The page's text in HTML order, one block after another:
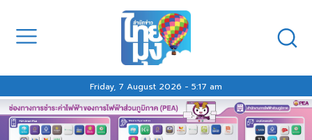
Friday, 7 August 2026 - 5:17 am